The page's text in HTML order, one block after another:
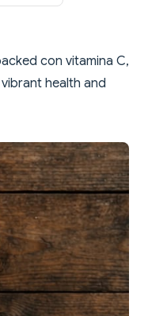
con vitamina C,
health and